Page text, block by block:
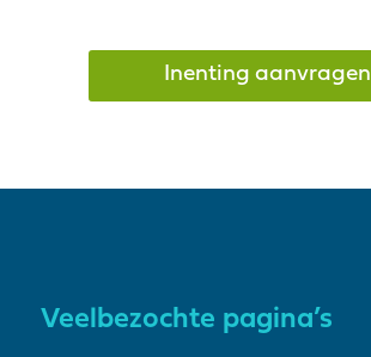
Inenting aanvragen
Veelbezochte pagina’s